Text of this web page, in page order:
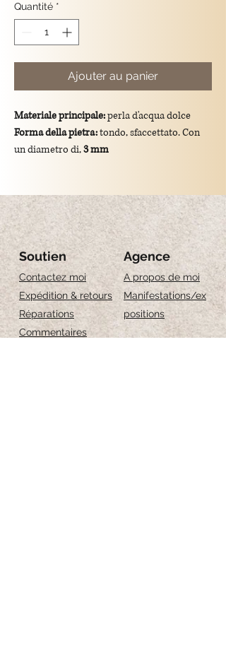
Quantité *
Ajouter au panier
Materiale principale:perla d'acqua dolce
Forma della pietra:tondo, sfaccettato. Con
un diametro di,3 mm
1.2 cm
Montatura:
gancio in argento 925/placcato
oro.
Significato simbolico:
La Perla d'acqua dolce
simboleggia purezza, armonia e femminilità.
Soutien
Contactez moi
Expédition & retours
Réparations
Commentaires
Agence
A propos de moi
Manifestations/ex
positions